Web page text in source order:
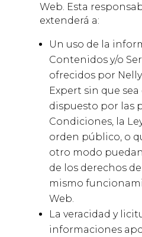
Web. Esta
extenderá a:
Un uso de la
Contenidos y/o
ofrecidos por
Expert sin que
dispuesto por las
Condiciones, la
orden público, o
otro modo
de los derechos
mismo
Web.
La veracidad y
informaciones